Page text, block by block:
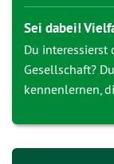
Sei dabei!
Du
Gesellschaft?
kennenlernen,